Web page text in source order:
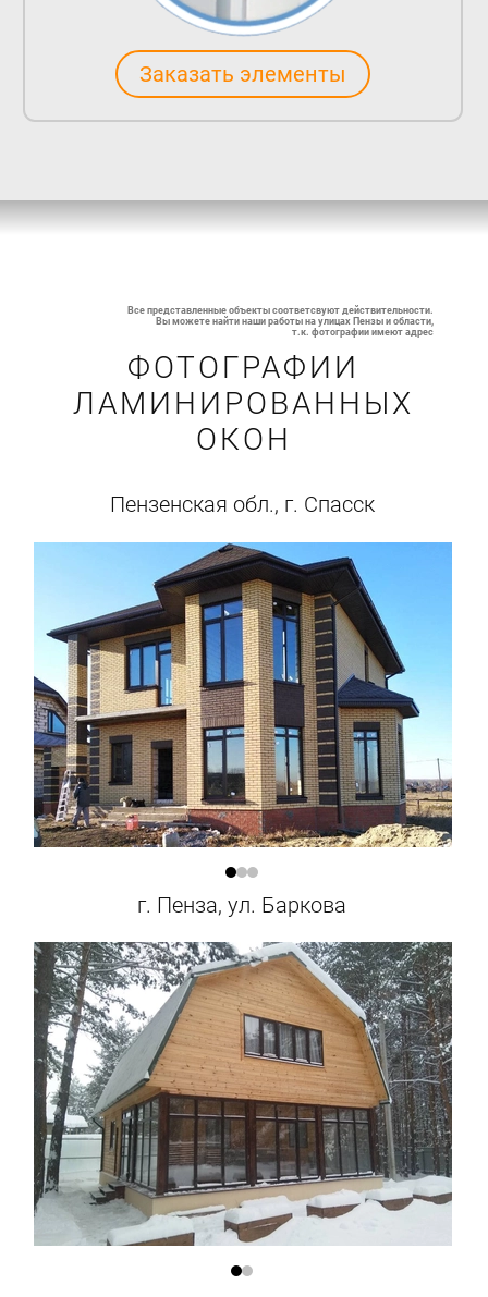
Заказать элементы
Все представленные объекты соответсвуют действительности.
Вы можете найти наши работы на улицах Пензы и области,
т.к. фотографии имеют адрес
ФОТОГРАФИИ
ЛАМИНИРОВАННЫХ
ОКОН
Пензенская обл., г. Спасск
г. Пенза, ул. Баркова